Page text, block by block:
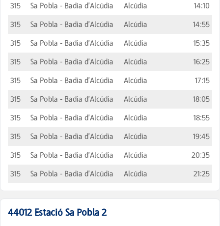
315
Sa Pobla - Badia d'Alcúdia Alcúdia
14:10
315
Sa Pobla - Badia d'Alcúdia Alcúdia
14:55
315
Sa Pobla - Badia d'Alcúdia Alcúdia
15:35
315
Sa Pobla - Badia d'Alcúdia Alcúdia
16:25
315
Sa Pobla - Badia d'Alcúdia Alcúdia
17:15
315
Sa Pobla - Badia d'Alcúdia Alcúdia
18:05
315
Sa Pobla - Badia d'Alcúdia Alcúdia
18:55
315
Sa Pobla - Badia d'Alcúdia Alcúdia
19:45
315
Sa Pobla - Badia d'Alcúdia Alcúdia
20:35
315
Sa Pobla - Badia d'Alcúdia Alcúdia 21:25
44012 Estació Sa Pobla 2